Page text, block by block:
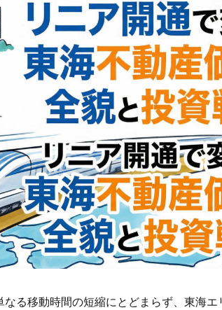
なる移動時間の短縮にとどまらず、東海